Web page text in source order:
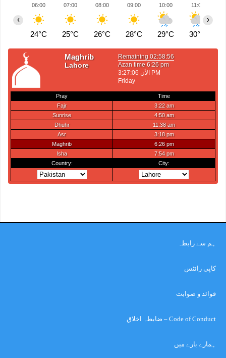
06:00
24°C
07:00
25°C
08:00
26°C
09:00
28°C
10:00
29°C
11:00
30°C
‹ ›
ہم سے رابطہ
کاپی رائٹس
قوائد و ضوابت
Code of Conduct – ضابطہ اخلاق
ہمارے بارے میں